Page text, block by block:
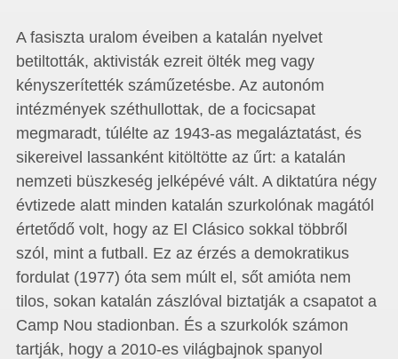
A fasiszta uralom éveiben a katalán nyelvet
betiltották, aktivisták ezreit ölték meg vagy
kényszerítették száműzetésbe. Az autonóm
intézmények széthullottak, de a focicsapat
megmaradt, túlélte az 1943-as megaláztatást, és
sikereivel lassanként kitöltötte az űrt: a katalán
nemzeti büszkeség jelképévé vált. A diktatúra négy
évtizede alatt minden katalán szurkolónak magától
értetődő volt, hogy az El Clásico sokkal többről
szól, mint a futball. Ez az érzés a demokratikus
fordulat (1977) óta sem múlt el, sőt amióta nem
tilos, sokan katalán zászlóval biztatják a csapatot a
Camp Nou stadionban. És a szurkolók számon
tartják, hogy a 2010-es világbajnok spanyol